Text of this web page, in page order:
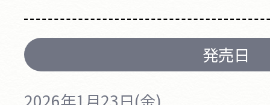
発売日
2026年1月23日(金)